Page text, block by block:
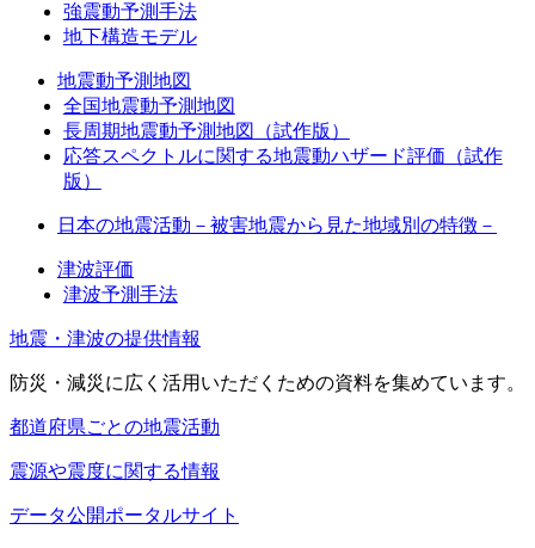
強震動予測手法
地下構造モデル
地震動予測地図
全国地震動予測地図
長周期地震動予測地図（試作版）
応答スペクトルに関する地震動ハザード評価（試作
版）
日本の地震活動－被害地震から見た地域別の特徴－
津波評価
津波予測手法
地震・津波の提供情報
防災・減災に広く活用いただくための資料を集めています。
都道府県ごとの地震活動
震源や震度に関する情報
データ公開ポータルサイト